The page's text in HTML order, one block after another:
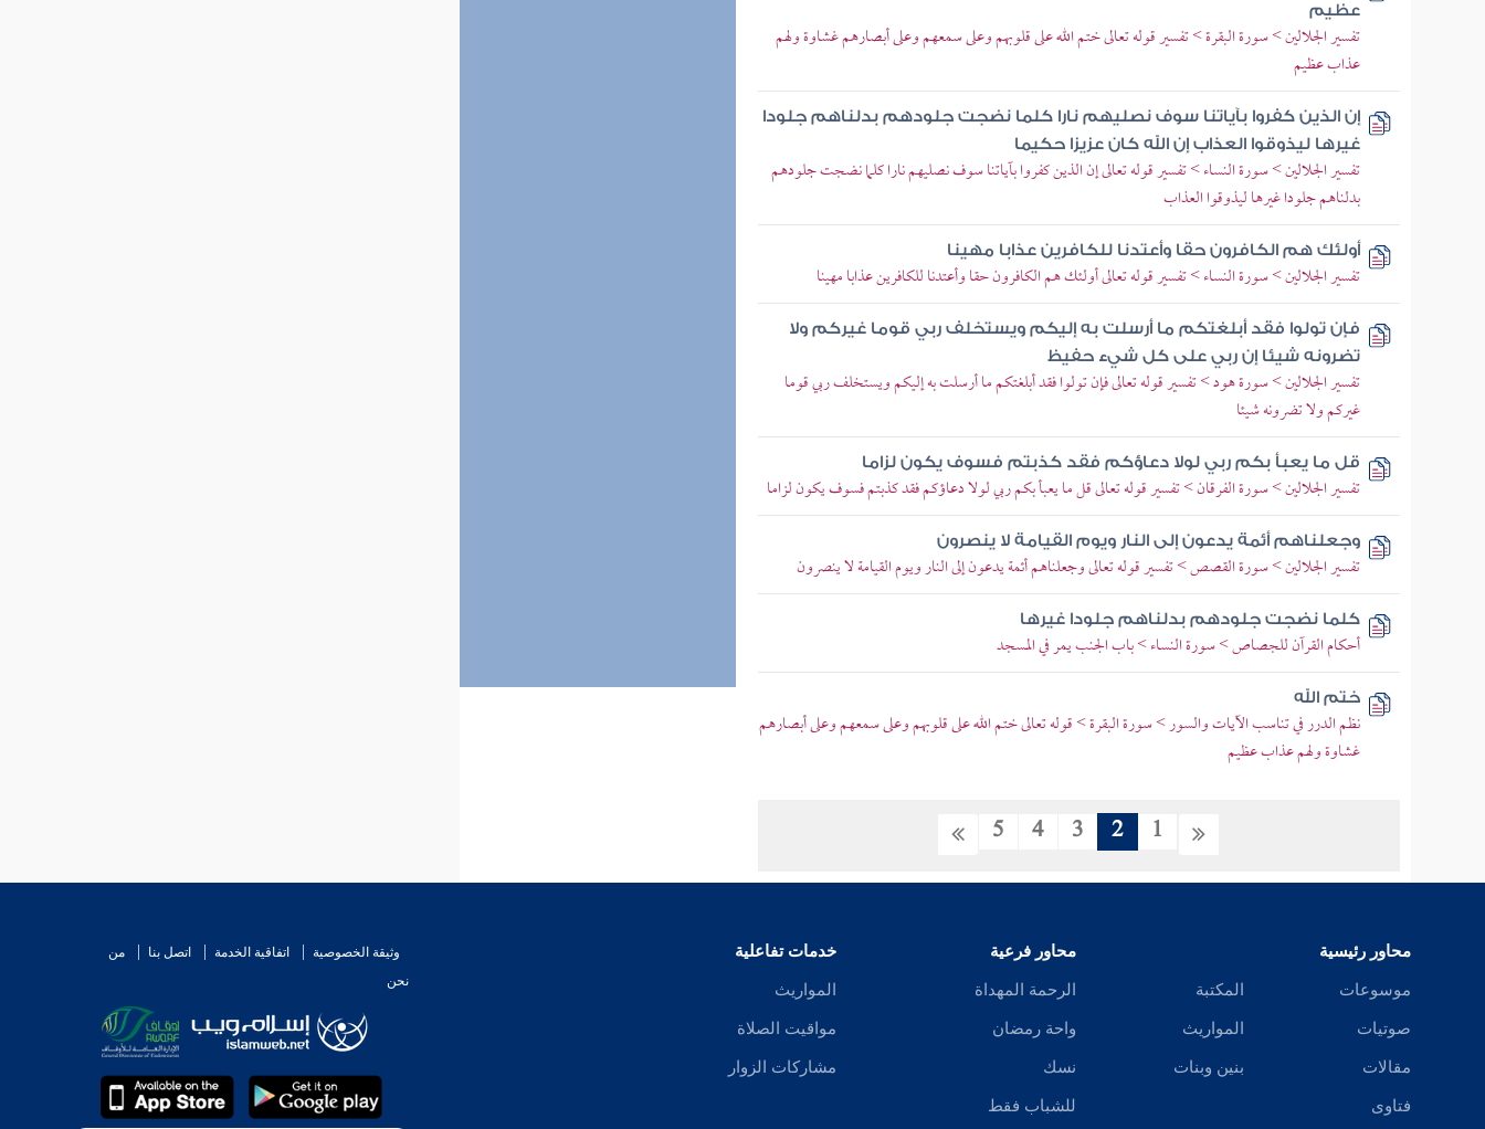
عظيم
تفسير الجلالين > سورة البقرة > تفسير قوله تعالى ختم الله على قلوبهم وعلى سمعهم وعلى أبصارهم غشاوة ولهم
عذاب عظيم
إن الذين كفروا بآياتنا سوف نصليهم نارا كلما نضجت جلودهم بدلناهم جلودا
غيرها ليذوقوا العذاب إن الله كان عزيزا حكيما
تفسير الجلالين > سورة النساء > تفسير قوله تعالى إن الذين كفروا بآياتنا سوف نصليهم نارا كلما نضجت جلودهم
بدلناهم جلودا غيرها ليذوقوا العذاب
أولئك هم الكافرون حقا وأعتدنا للكافرين عذابا مهينا
تفسير الجلالين > سورة النساء > تفسير قوله تعالى أولئك هم الكافرون حقا وأعتدنا للكافرين عذابا مهينا
فإن تولوا فقد أبلغتكم ما أرسلت به إليكم ويستخلف ربي قوما غيركم ولا
تضرونه شيئا إن ربي على كل شيء حفيظ
تفسير الجلالين > سورة هود > تفسير قوله تعالى فإن تولوا فقد أبلغتكم ما أرسلت به إليكم ويستخلف ربي قوما
غيركم ولا تضرونه شيئا
قل ما يعبأ بكم ربي لولا دعاؤكم فقد كذبتم فسوف يكون لزاما
تفسير الجلالين > سورة الفرقان > تفسير قوله تعالى قل ما يعبأ بكم ربي لولا دعاؤكم فقد كذبتم فسوف يكون لزاما
وجعلناهم أئمة يدعون إلى النار ويوم القيامة لا ينصرون
تفسير الجلالين > سورة القصص > تفسير قوله تعالى وجعلناهم أئمة يدعون إلى النار ويوم القيامة لا ينصرون
كلما نضجت جلودهم بدلناهم جلودا غيرها
أحكام القرآن للجصاص > سورة النساء > باب الجنب يمر في المسجد
ختم الله
نظم الدرر في تناسب الآيات والسور > سورة البقرة > قوله تعالى ختم الله على قلوبهم وعلى سمعهم وعلى أبصارهم
غشاوة ولهم عذاب عظيم
1
2
3
4
5
محاور رئيسية
موسوعات
صوتيات
مقالات
فتاوى
المكتبة
المواريث
بنين وبنات
محاور فرعية
الرحمة المهداة
واحة رمضان
نسك
للشباب فقط
خدمات تفاعلية
المواريث
مواقيت الصلاة
مشاركات الزوار
وثيقة الخصوصية اتفاقية الخدمة اتصل بنا
من
نحن